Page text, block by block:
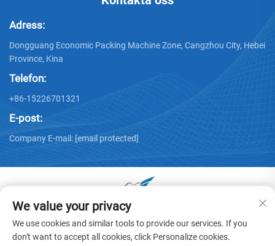
Adress:
Dongguang Economic Packing Machine Zone, Cangzhou City, Hebei
Province, Kina
Telefon:
+86-15226701321
E-post:
Company E-mail: [email protected]
Copyright © 2025 av Dongguang Huayu Carton Machinery Co.,
Ltd. - Integritetspolicy
We value your privacy
We use cookies and similar tools to provide our services. If you
don't want to accept all cookies, click Personalize cookies.